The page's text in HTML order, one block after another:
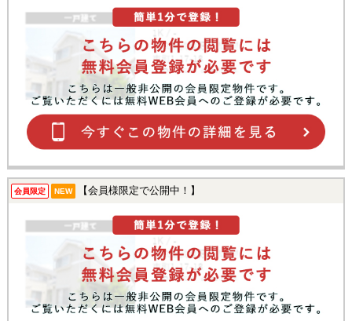
会員限定 NEW 【会員様限定で公開中！】